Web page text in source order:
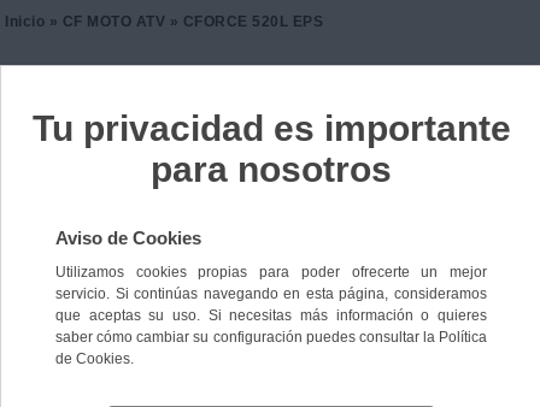
Inicio » CF MOTO ATV » CFORCE 520L EPS
Ref. 9165314046106
8184,00 €IVA incl.